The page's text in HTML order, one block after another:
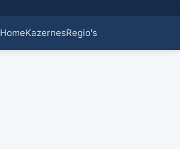
HomeKazernesRegio's